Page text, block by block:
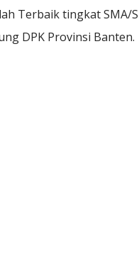
Terbaik tingkat SMA/
DPK Provinsi Banten.